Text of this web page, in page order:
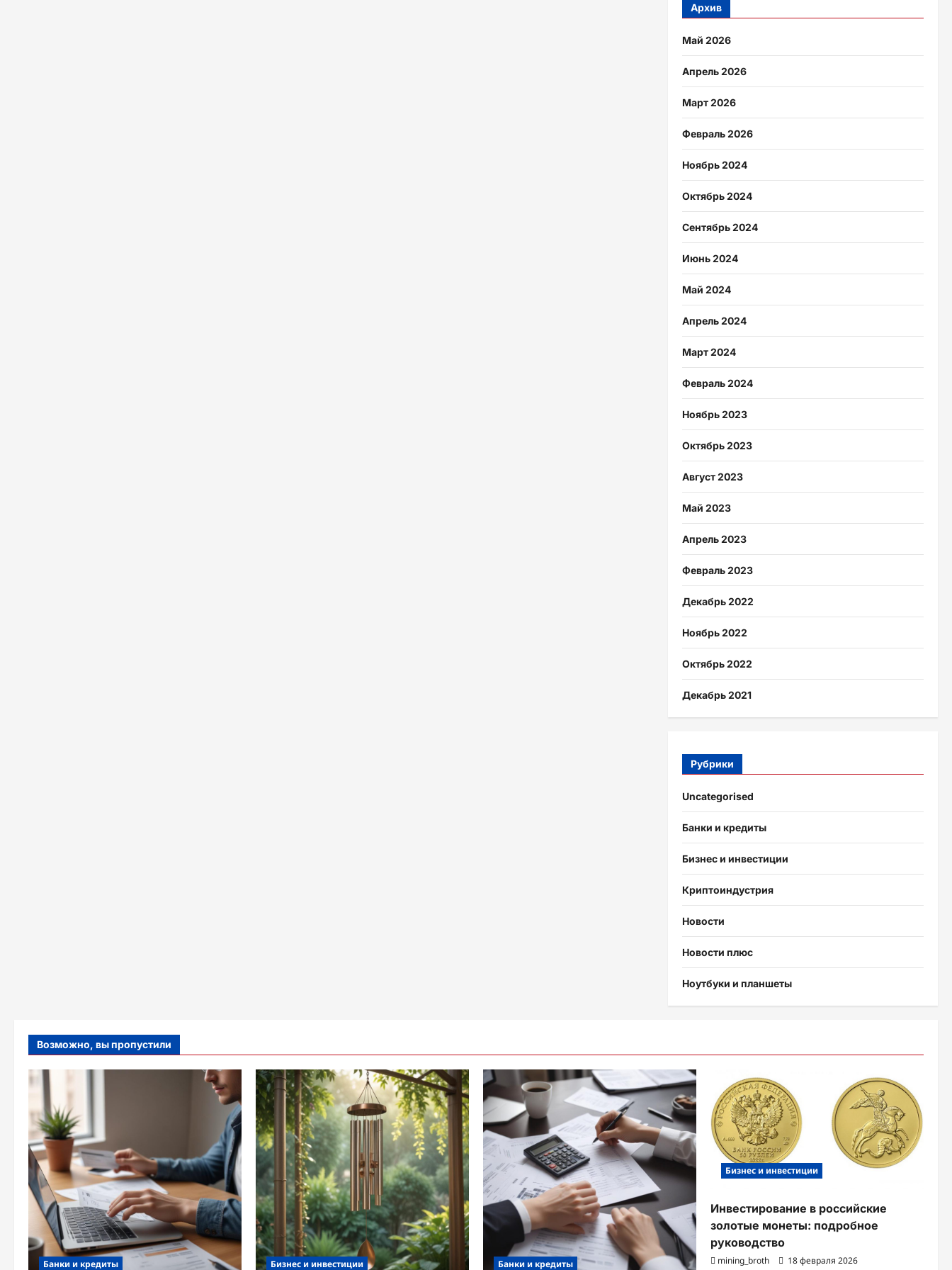
Архив
Май 2026
Апрель 2026
Март 2026
Февраль 2026
Ноябрь 2024
Октябрь 2024
Сентябрь 2024
Июнь 2024
Май 2024
Апрель 2024
Март 2024
Февраль 2024
Ноябрь 2023
Октябрь 2023
Август 2023
Май 2023
Апрель 2023
Февраль 2023
Декабрь 2022
Ноябрь 2022
Октябрь 2022
Декабрь 2021
Рубрики
Uncategorised
Банки и кредиты
Бизнес и инвестиции
Криптоиндустрия
Новости
Новости плюс
Ноутбуки и планшеты
Возможно, вы пропустили
Банки и кредиты Бизнес и инвестиции Банки и кредиты
Бизнес и инвестиции
Инвестирование в российские
золотые монеты: подробное
руководство
mining_broth 18 февраля 2026